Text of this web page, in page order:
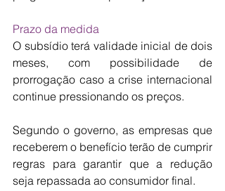
Prazo da medida
O subsídio terá validade inicial de dois
meses, com possibilidade de
prorrogação caso a crise internacional
continue pressionando os preços.
Segundo o governo, as empresas que
receberem o benefício terão de cumprir
regras para garantir que a redução
seja repassada ao consumidor final.